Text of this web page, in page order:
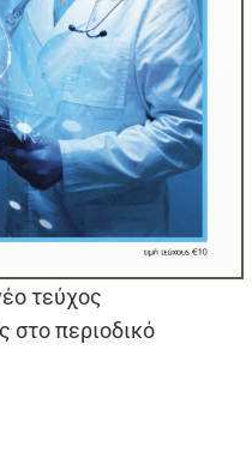
τεύχος
στο περιοδικό